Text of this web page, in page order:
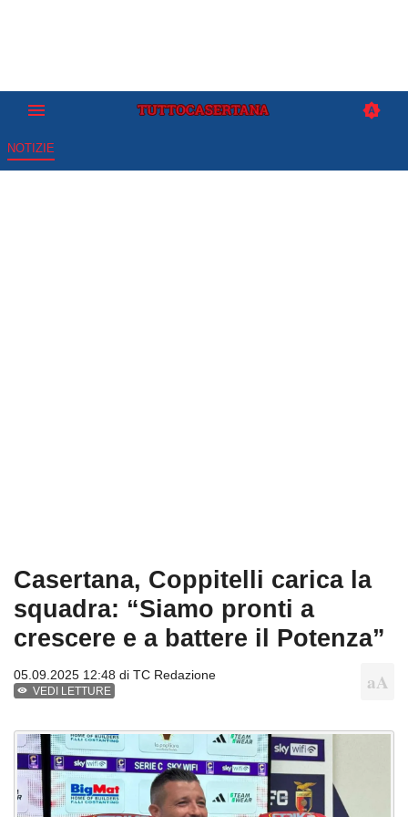
NOTIZIE
Casertana, Coppitelli carica la
squadra: “Siamo pronti a
crescere e a battere il Potenza”
05.09.2025 12:48 di TC Redazione
VEDI LETTURE